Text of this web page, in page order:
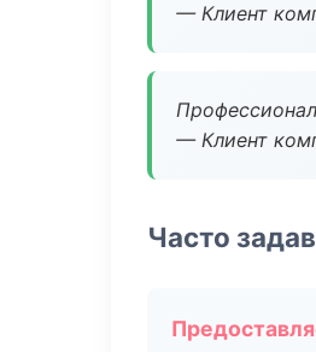
— Клиент
— Клиент
Часто